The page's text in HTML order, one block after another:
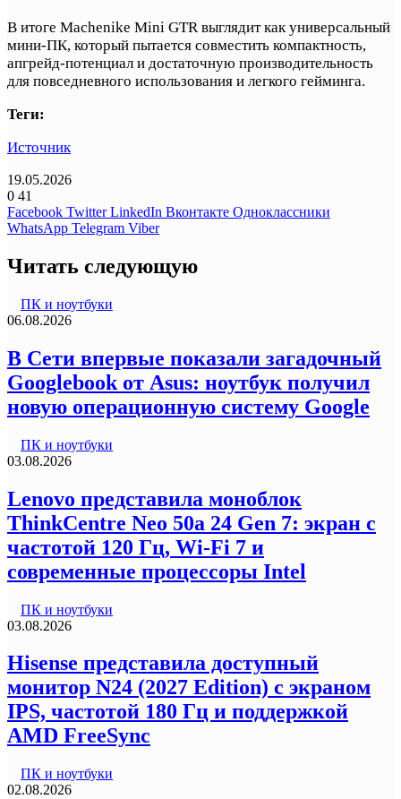
В итоге Machenike Mini GTR выглядит как универсальный
мини-ПК, который пытается совместить компактность,
апгрейд-потенциал и достаточную производительность
для повседневного использования и легкого гейминга.
Теги:
Источник
19.05.2026
0 41
Facebook Twitter LinkedIn Вконтакте Одноклассники
WhatsApp Telegram Viber
Читать следующую
ПК и ноутбуки
06.08.2026
В Сети впервые показали загадочный
Googlebook от Asus: ноутбук получил
новую операционную систему Google
ПК и ноутбуки
03.08.2026
Lenovo представила моноблок
ThinkCentre Neo 50a 24 Gen 7: экран с
частотой 120 Гц, Wi-Fi 7 и
современные процессоры Intel
ПК и ноутбуки
03.08.2026
Hisense представила доступный
монитор N24 (2027 Edition) с экраном
IPS, частотой 180 Гц и поддержкой
AMD FreeSync
ПК и ноутбуки
02.08.2026